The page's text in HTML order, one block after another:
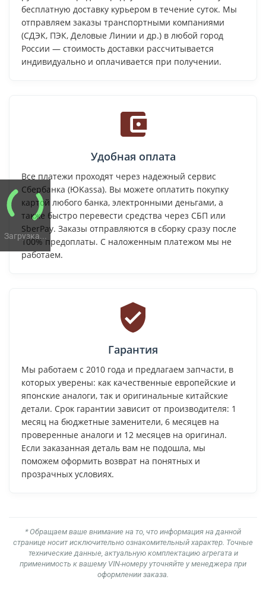
Загрузка...
бесплатную доставку курьером в течение суток. Мы
отправляем заказы транспортными компаниями
(СДЭК, ПЭК, Деловые Линии и др.) в любой город
России — стоимость доставки рассчитывается
индивидуально и оплачивается при получении.
Удобная оплата
Все платежи проходят через надежный сервис
Сбербанка (ЮKassa). Вы можете оплатить покупку
картой любого банка, электронными деньгами, а
также быстро перевести средства через СБП или
SberPay. Заказы отправляются в сборку сразу после
100% предоплаты. С наложенным платежом мы не
работаем.
Гарантия
Мы работаем с 2010 года и предлагаем запчасти, в
которых уверены: как качественные европейские и
японские аналоги, так и оригинальные китайские
детали. Срок гарантии зависит от производителя: 1
месяц на бюджетные заменители, 6 месяцев на
проверенные аналоги и 12 месяцев на оригинал.
Если заказанная деталь вам не подошла, мы
поможем оформить возврат на понятных и
прозрачных условиях.
* Обращаем ваше внимание на то, что информация на данной
странице носит исключительно ознакомительный характер. Точные
технические данные, актуальную комплектацию агрегата и
применимость к вашему VIN-номеру уточняйте у менеджера при
оформлении заказа.